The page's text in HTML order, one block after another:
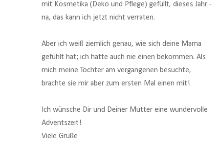
mit Kosmetika (Deko und Pflege) gefüllt, dieses Jahr -
na, das kann ich jetzt nicht verraten.
Aber ich weiß ziemlich genau, wie sich deine Mama
gefühlt hat; ich hatte auch nie einen bekommen. Als
mich meine Tochter am vergangenen besuchte,
brachte sie mir aber zum ersten Mal einen mit!
Ich wünsche Dir und Deiner Mutter eine wundervolle
Adventszeit!
Viele Grüße